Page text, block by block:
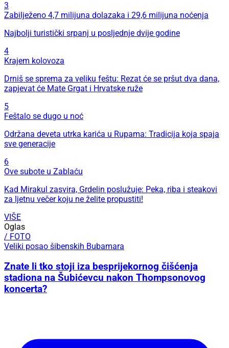
3
Zabilježeno 4,7 milijuna dolazaka i 29,6 milijuna noćenja
Najbolji turistički srpanj u posljednje dvije godine
4
Krajem kolovoza
Drniš se sprema za veliku feštu: Rezat će se pršut dva dana,
zapjevat će Mate Grgat i Hrvatske ruže
5
Feštalo se dugo u noć
Održana deveta utrka karića u Rupama: Tradicija koja spaja
sve generacije
6
Ove subote u Zablaću
Kad Mirakul zasvira, Grdelin poslužuje: Peka, riba i steakovi
za ljetnu večer koju ne želite propustiti!
VIŠE
Oglas
/ FOTO
Veliki posao šibenskih Bubamara
Znate li tko stoji iza besprijekornog čišćenja
stadiona na Šubićevcu nakon Thompsonovog
koncerta?